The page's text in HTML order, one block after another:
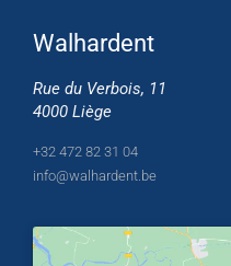
Walhardent
Rue du Verbois, 11
4000 Liège
+32 472 82 31 04
info@walhardent.be